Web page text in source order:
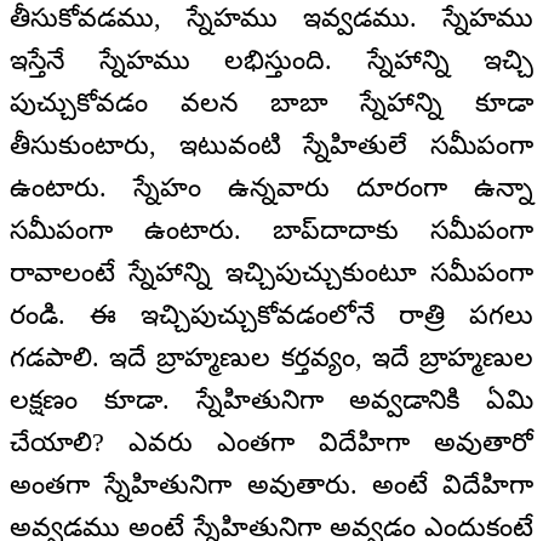
తీసుకోవడము, స్నేహము ఇవ్వడము. స్నేహము
ఇస్తేనే స్నేహము లభిస్తుంది. స్నేహాన్ని ఇచ్చి
పుచ్చుకోవడం వలన బాబా స్నేహాన్ని కూడా
తీసుకుంటారు, ఇటువంటి స్నేహితులే సమీపంగా
ఉంటారు. స్నేహం ఉన్నవారు దూరంగా ఉన్నా
సమీపంగా ఉంటారు. బాప్‌దాదాకు సమీపంగా
రావాలంటే స్నేహాన్ని ఇచ్చిపుచ్చుకుంటూ సమీపంగా
రండి. ఈ ఇచ్చిపుచ్చుకోవడంలోనే రాత్రి పగలు
గడపాలి. ఇదే బ్రాహ్మణుల కర్తవ్యం, ఇదే బ్రాహ్మణుల
లక్షణం కూడా. స్నేహితునిగా అవ్వడానికి ఏమి
చేయాలి? ఎవరు ఎంతగా విదేహిగా అవుతారో
అంతగా స్నేహితునిగా అవుతారు. అంటే విదేహిగా
అవ్వడము అంటే స్నేహితునిగా అవ్వడం ఎందుకంటే